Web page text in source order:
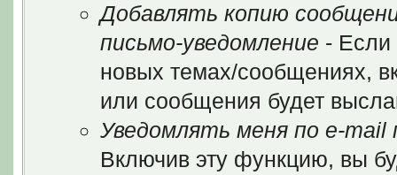
Добавлять копию
письмо-уведомление - Если
новых темах/сообщениях,
или сообщения будет
Уведомлять меня по e-mail
Включив эту функцию, вы